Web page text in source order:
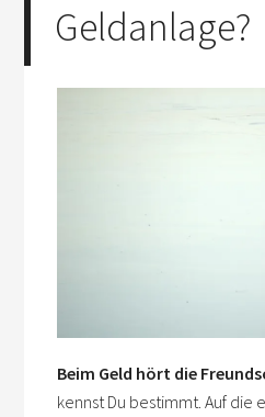
Geldanlage?
Beim Geld hört die
kennst Du bestimmt. Auf die